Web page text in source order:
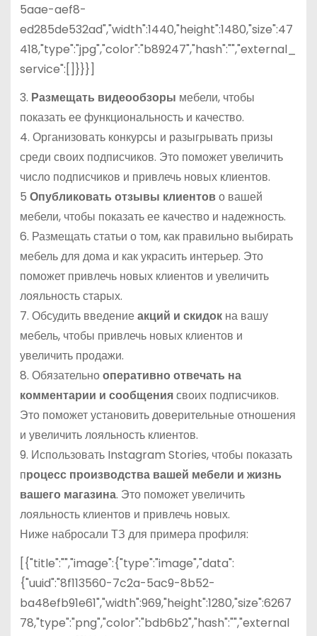
5aae-aef8-
ed285de532ad","width":1440,"height":1480,"size":47
418,"type":"jpg","color":"b89247","hash":"","external_
service":[]}}}]
3. Размещать видеообзоры мебели, чтобы
показать ее функциональность и качество.
4. Организовать конкурсы и разыгрывать призы
среди своих подписчиков. Это поможет увеличить
число подписчиков и привлечь новых клиентов.
5 Опубликовать отзывы клиентово вашей
мебели, чтобы показать ее качество и надежность.
6. Размещать статьи о том, как правильно выбирать
мебель для дома и как украсить интерьер. Это
поможет привлечь новых клиентов и увеличить
лояльность старых.
7. Обсудить введениеакций и скидокна вашу
мебель, чтобы привлечь новых клиентов и
увеличить продажи.
8. Обязательнооперативно отвечать на
комментарии и сообщениясвоих подписчиков.
Это поможет установить доверительные отношения
и увеличить лояльность клиентов.
9. Использовать Instagram Stories, чтобы показать
процесс производства вашей мебели и жизнь
вашего магазина. Это поможет увеличить
лояльность клиентов и привлечь новых.
Ниже набросали ТЗ для примера профиля:
[{"title":"","image":{"type":"image","data":
{"uuid":"8f113560-7c2a-5ac9-8b52-
ba48efb91e61","width":969,"height":1280,"size":6267
78,"type":"png","color":"bdb6b2","hash":"","external